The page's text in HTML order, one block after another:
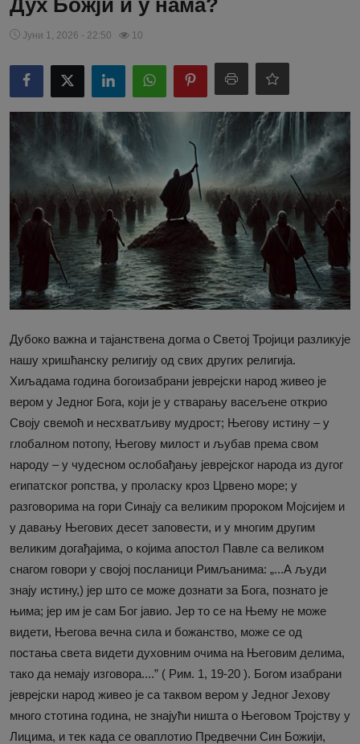
Дух Божји и у нама?
Јуни 1, 2026 - 22:50 10
Дубоко важна и тајанствена догма о Светој Тројици разликује
нашу хришћанску религију од свих других религија.
Хиљадама година богоизабрани јеврејски народ живео је
вером у Једног Бога, који је у стварању васељене открио
Своју свемоћ и несхватљиву мудрост; Његову истину – у
глобалном потопу, Његову милост и љубав према свом
народу – у чудесном ослобађању јеврејског народа из дугог
египатског ропства, у проласку кроз Црвено море; у
разговорима на гори Синају са великим пророком Мојсијем и
у давању Његових десет заповести, и у многим другим
великим догађајима, о којима апостол Павле са великом
снагом говори у својој посланици Римљанима: „...А људи
знају истину,) јер што се може дознати за Бога, познато је
њима; јер им је сам Бог јавио. Јер то се на Њему не може
видети, Његова вечна сила и божанство, може се од
постања света видети духовним очима на Његовим делима,
тако да немају изговора....” ( Рим. 1, 19-20 ). Богом изабрани
јеврејски народ живео је са таквом вером у Једног Јехову
много стотина година, не знајући ништа о Његовом Тројству у
Лицима, и тек када се оваплотио Предвечни Син Божији,